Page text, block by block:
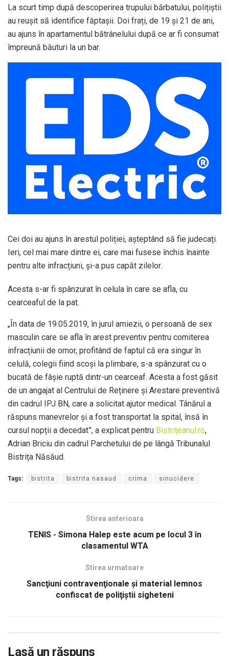
La scurt timp după descoperirea trupului bărbatului, polițiștii
au reușit să identifice făptașii. Doi frați, de 19 și 21 de ani,
au ajuns în apartamentul bătrânelului după ce ar fi consumat
împreună băuturi la un bar.
Cei doi au ajuns în arestul poliției, așteptând să fie judecați.
Ieri, cel mai mare dintre ei, care mai fusese închis înainte
pentru alte infracțiuni, și-a pus capăt zilelor.
Acesta s-ar fi spânzurat în celula în care se afla, cu
cearceaful de la pat.
„În data de 19.05.2019, în jurul amiezii, o persoană de sex
masculin care se afla în arest preventiv pentru comiterea
infracțiunii de omor, profitând de faptul că era singur în
celulă, colegii fiind scoși la plimbare, s-a spânzurat cu o
bucată de fâșie ruptă dintr-un cearceaf. Acesta a fost găsit
de un angajat al Centrului de Reținere și Arestare preventivă
din cadrul IPJ BN, care a solicitat ajutor medical. Tânărul a
răspuns manevrelor și a fost transportat la spital, însă în
cursul nopții a decedat”, a explicat pentru Bistrițeanul.ro,
Adrian Briciu din cadrul Parchetului de pe lângă Tribunalul
Bistrița Năsăud.
Tags: bistrita bistrita nasaud crima sinucidere
Stirea anterioara
TENIS - Simona Halep este acum pe locul 3 în
clasamentul WTA
Stirea urmatoare
Sancţiuni contravenţionale şi material lemnos
confiscat de poliţiştii sigheteni
Lasă un răspuns